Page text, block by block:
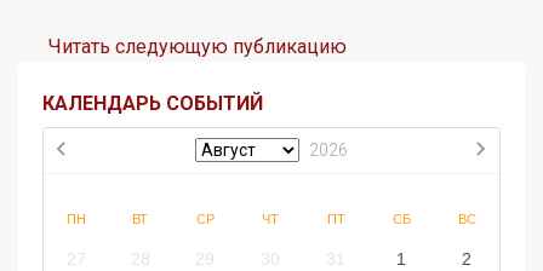
Читать следующую публикацию
КАЛЕНДАРЬ СОБЫТИЙ
2026
ПН ВТ СР ЧТ ПТ СБ ВС
27 28 29 30 31 1 2